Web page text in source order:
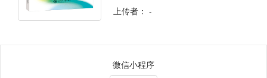
上传者： -
微信小程序